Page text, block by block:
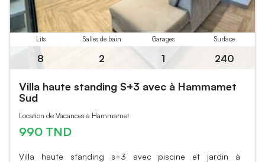
Lits
8
Salles de bain
2
Garages
1
Surface
240
Villa haute standing S+3 avec à Hammamet
Sud
Location de Vacances à Hammamet
990 TND
Villa haute standing s+3 avec piscine et jardin à